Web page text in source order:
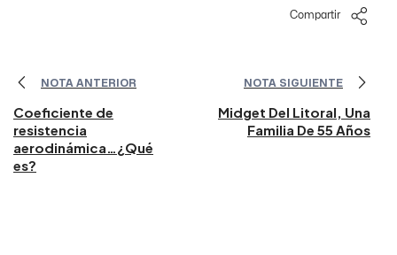
Compartir
NOTA ANTERIOR
Coeficiente de
resistencia
aerodinámica…¿Qué
es?
NOTA SIGUIENTE
Midget Del Litoral, Una
Familia De 55 Años